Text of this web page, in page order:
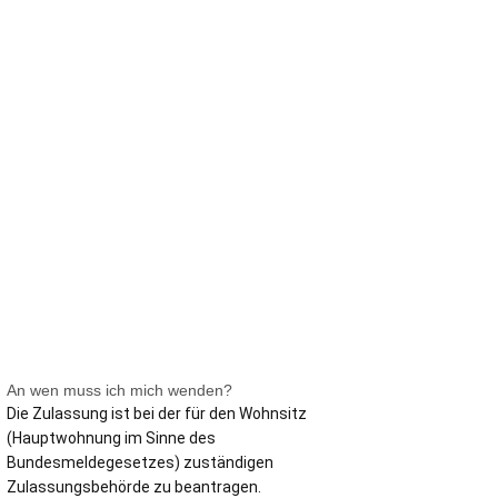
An wen muss ich mich wenden?
Die Zulassung ist bei der für den Wohnsitz
(Hauptwohnung im Sinne des
Bundesmeldegesetzes) zuständigen
Zulassungsbehörde zu beantragen.